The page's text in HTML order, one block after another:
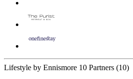
Lifestyle by Ennismore 10 Partners (10)